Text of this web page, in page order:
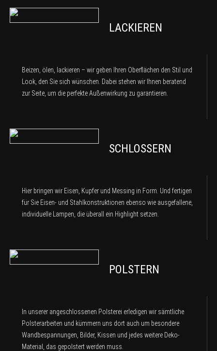
LACKIEREN
Beizen, ölen, lackieren – wir geben Ihren Oberflächen den Stil und
Look, den Sie sich wünschen. Dabei stehen wir Ihnen beratend
zur Seite, um die perfekte Außenwirkung zu garantieren.
SCHLOSSERN
Hier bringen wir Eisen, Kupfer und Messing in Form. Und fertigen
für Sie Eisen- und Stahlkonstruktionen ebenso wie ausgefallene,
individuelle Lampen, die überall ein Highlight setzen.
POLSTERN
In unserer angeschlossenen Polsterei erledigen wir sämtliche
Polsterarbeiten und kümmern uns dort auch um besondere
Wandbespannungen, Bilder, Kissen und jedes weitere Deko-
Material, das gepolstert werden muss.